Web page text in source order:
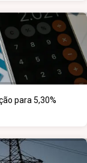
para 5,30%